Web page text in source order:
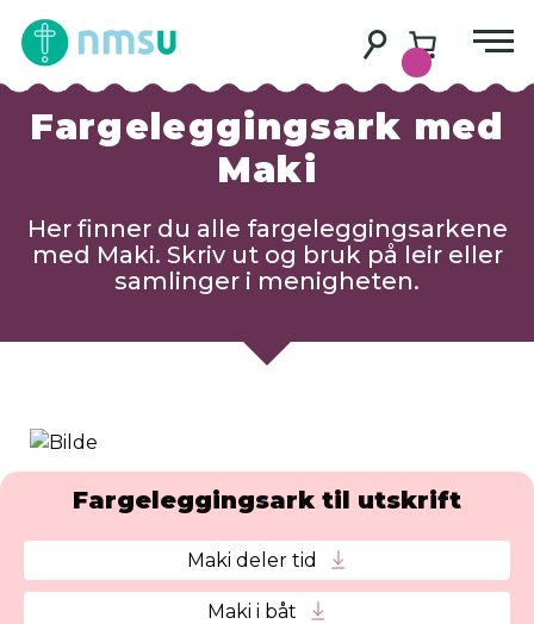
Fargeleggingsark med
Maki
Her finner du alle fargeleggingsarkene
med Maki. Skriv ut og bruk på leir eller
samlinger i menigheten.
Fargeleggingsark til utskrift
Maki deler tid
Maki i båt